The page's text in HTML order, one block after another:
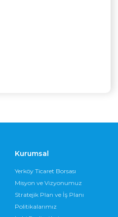
Kurumsal
Yerköy Ticaret Borsası
Misyon ve Vizyonumuz
Stratejik Plan ve İş Planı
Politikalarımız